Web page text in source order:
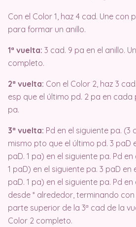
Con el Color 1, haz 4 cad. Une con
para formar un anillo.
1ª vuelta: 3 cad. 9 pa en el anillo.
completo.
2ª vuelta: Con el Color 2, haz 3
esp que el último pd. 2 pa en cada
pa.
3ª vuelta: Pd en el siguiente pa. (3
mismo pto que el último pd. 3 paD
paD. 1 pa) en el siguiente pa. Pd
1 paD) en el siguiente pa. 3 paD en
paD. 1 pa) en el siguiente pa. Pd
desde * alrededor, terminando
parte superior de la 3ª cad de la
Color 2 completo.